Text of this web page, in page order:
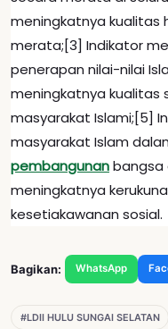
meningkatnya kualitas
merata;[3] Indikator
penerapan nilai-nilai
meningkatnya kualitas
masyarakat Islami;[5]
masyarakat Islam
pembangunanbangsa
meningkatnya
kesetiakawanan sosial.
Bagikan: WhatsApp
#LDII HULU SUNGAI SELATAN